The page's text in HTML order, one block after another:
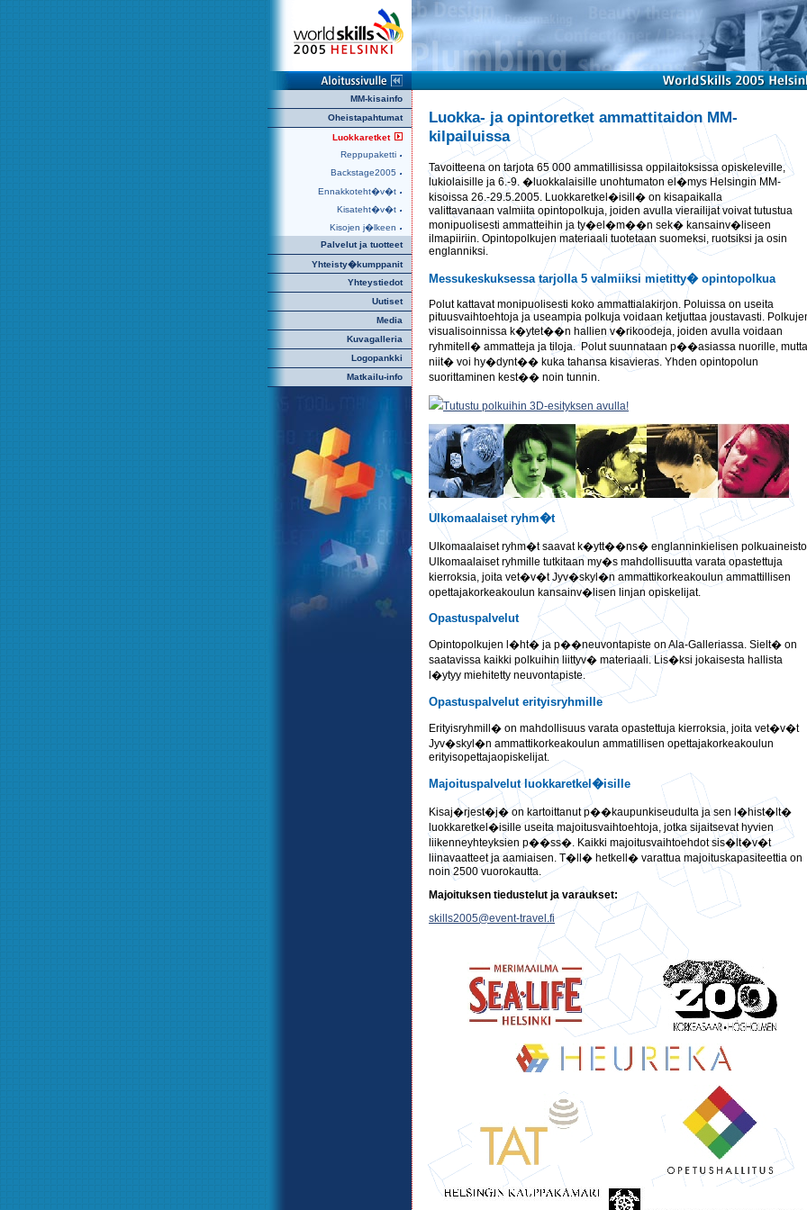
MM-kisainfo
Oheistapahtumat
Luokkaretket
Reppupaketti
Backstage2005
Ennakkoteht�v�t
Kisateht�v�t
Kisojen j�lkeen
Palvelut ja tuotteet
Yhteisty�kumppanit
Yhteystiedot
Uutiset
Media
Kuvagalleria
Logopankki
Matkailu-info
Luokka- ja opintoretket ammattitaidon MM-
kilpailuissa
Tavoitteena on tarjota 65 000 ammatillisissa oppilaitoksissa opiskeleville,
lukiolaisille ja 6.-9. �luokkalaisille unohtumaton el�mys Helsingin MM-
kisoissa 26.-29.5.2005. Luokkaretkel�isill� on kisapaikalla
valittavanaan valmiita opintopolkuja, joiden avulla vierailijat voivat tutustua
monipuolisesti ammatteihin ja ty�el�m��n sek� kansainv�liseen
ilmapiiriin. Opintopolkujen materiaali tuotetaan suomeksi, ruotsiksi ja osin
englanniksi.
Messukeskuksessa tarjolla 5 valmiiksi mietitty� opintopolkua
Polut kattavat monipuolisesti koko ammattialakirjon. Poluissa on useita
pituusvaihtoehtoja ja useampia polkuja voidaan ketjuttaa joustavasti.
visualisoinnissa k�ytet��n hallien v�rikoodeja, joiden avulla voidaan
ryhmitell� ammatteja ja tiloja. Polut suunnataan p��asiassa nuorille, mutta
niit� voi hy�dynt�� kuka tahansa kisavieras. Yhden opintopolun
suorittaminen kest�� noin tunnin.
Tutustu polkuihin 3D-esityksen avulla!
Ulkomaalaiset ryhm�t
Ulkomaalaiset ryhm�t saavat k�ytt��ns� englanninkielisen
Ulkomaalaiset ryhmille tutkitaan my�s mahdollisuutta varata opastettuja
kierroksia, joita vet�v�t Jyv�skyl�n ammattikorkeakoulun ammattillisen
opettajakorkeakoulun kansainv�lisen linjan opiskelijat.
Opastuspalvelut
Opintopolkujen l�ht� ja p��neuvontapiste on Ala-Galleriassa. Sielt� on
saatavissa kaikki polkuihin liittyv� materiaali. Lis�ksi jokaisesta hallista
l�ytyy miehitetty neuvontapiste.
Opastuspalvelut erityisryhmille
Erityisryhmill� on mahdollisuus varata opastettuja kierroksia, joita vet�v�t
Jyv�skyl�n ammattikorkeakoulun ammatillisen opettajakorkeakoulun
erityisopettajaopiskelijat.
Majoituspalvelut luokkaretkel�isille
Kisaj�rjest�j� on kartoittanut p��kaupunkiseudulta ja sen l�hist�lt�
luokkaretkel�isille useita majoitusvaihtoehtoja, jotka sijaitsevat hyvien
liikenneyhteyksien p��ss�. Kaikki majoitusvaihtoehdot sis�lt�v�t
liinavaatteet ja aamiaisen. T�ll� hetkell� varattua majoituskapasiteettia on
noin 2500 vuorokautta.
Majoituksen tiedustelut ja varaukset:
skills2005@event-travel.fi